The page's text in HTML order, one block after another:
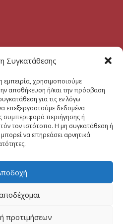
Συγκατάθεσης
εμπειρία, χρησιμοποιούμε
αποθήκευση ή/και την πρόσβαση
για τις εν λόγω
επεξεργαστούμε δεδομένα
περιήγησης ή
τον ιστότοπο. Η μη συγκατάθεση ή
να επηρεάσει αρνητικά
προτιμήσεων